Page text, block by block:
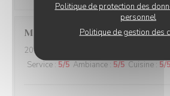
Politique de protection des
personnel
Politique de gestion des
Merouane B
2026-07-11
Service : 5/5 Ambiance : 5/5 Cuisine : 5/5